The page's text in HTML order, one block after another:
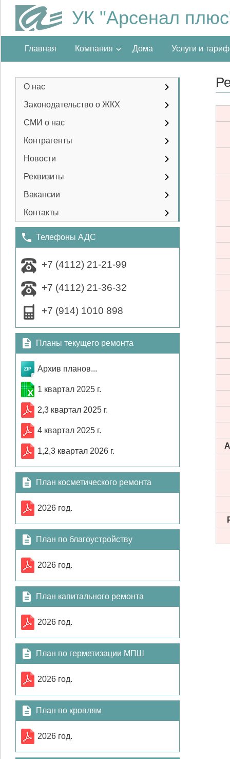
УК "Арсенал
Главная Компания Дома Услуги и
О нас
Законодательство о ЖКХ
СМИ о нас
Контрагенты
Новости
Реквизиты
Вакансии
Контакты
Телефоны АДС
+7 (4112) 21-21-99
+7 (4112) 21-36-32
+7 (914) 1010 898
Планы текущего ремонта
Архив планов...
1 квартал 2025 г.
2,3 квартал 2025 г.
4 квартал 2025 г.
1,2,3 квартал 2026 г.
План косметического ремонта
2026 год.
План по благоустройству
2026 год.
План капитального ремонта
2026 год.
План по герметизации МПШ
2026 год.
План по кровлям
2026 год.